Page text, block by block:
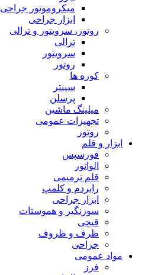
میکروموتور جراحی
ابزار جراحی
روتور، سرویتور و ترالی
ترالی
سرویتور
روتور
کوره ها
سینتر
پرسلن
میلینگ ماشین
تجهیزات عمومی
روتور
ابزار و قلم
فورسپس
الواتور
قلم ترمیمی
رابردم و کلمپ
ابزار جراحی
سوزنگیر و هموستات
قیچی
ظرف و ظروف
جراحی
مواد عمومی
فرز